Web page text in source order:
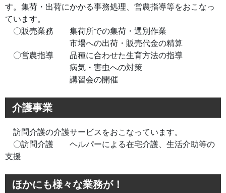
す。集荷・出荷にかかる事務処理、営農指導等をおこなっ
ています。
〇販売業務 集荷所での集荷・選別作業
市場への出荷・販売代金の精算
〇営農指導 品種に合わせた生育方法の指導
病気・害虫への対策
講習会の開催
介護事業
訪問介護の介護サービスをおこなっています。
〇訪問介護 ヘルパーによる在宅介護、生活介助等の
支援
ほかにも様々な業務が！